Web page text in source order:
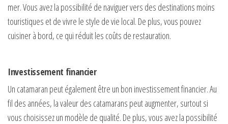
mer. Vous avez la possibilité de naviguer vers des destinations moins
touristiques et de vivre le style de vie local. De plus, vous pouvez
cuisiner à bord, ce qui réduit les coûts de restauration.
Investissement financier
Un catamaran peut également être un bon investissement financier. Au
fil des années, la valeur des catamarans peut augmenter, surtout si
vous choisissez un modèle de qualité. De plus, vous avez la possibilité